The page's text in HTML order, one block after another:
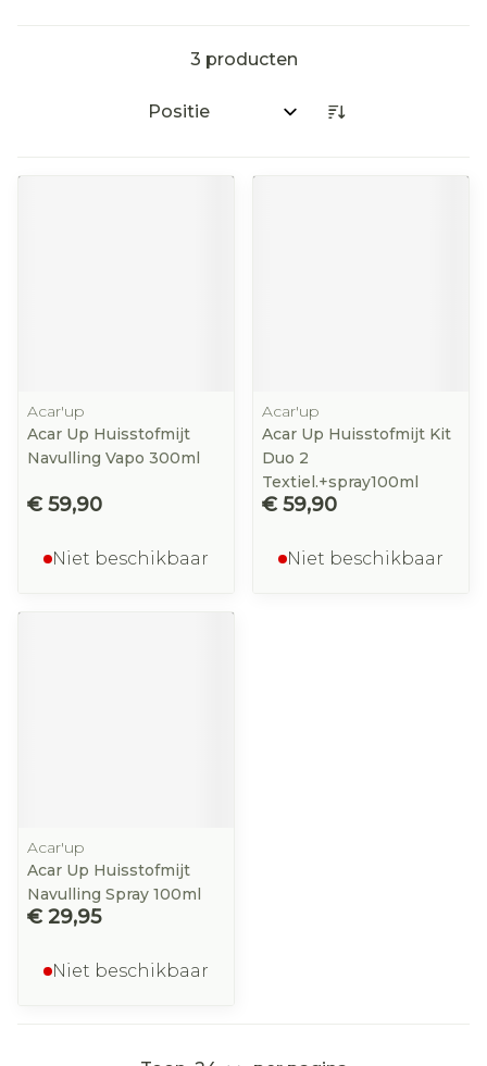
3 producten
Sorteer op:
Acar'up
Acar Up Huisstofmijt
Navulling Vapo 300ml
€ 59,90
Niet beschikbaar
Acar'up
Acar Up Huisstofmijt Kit
Duo 2
Textiel.+spray100ml
€ 59,90
Niet beschikbaar
Acar'up
Acar Up Huisstofmijt
Navulling Spray 100ml
€ 29,95
Niet beschikbaar